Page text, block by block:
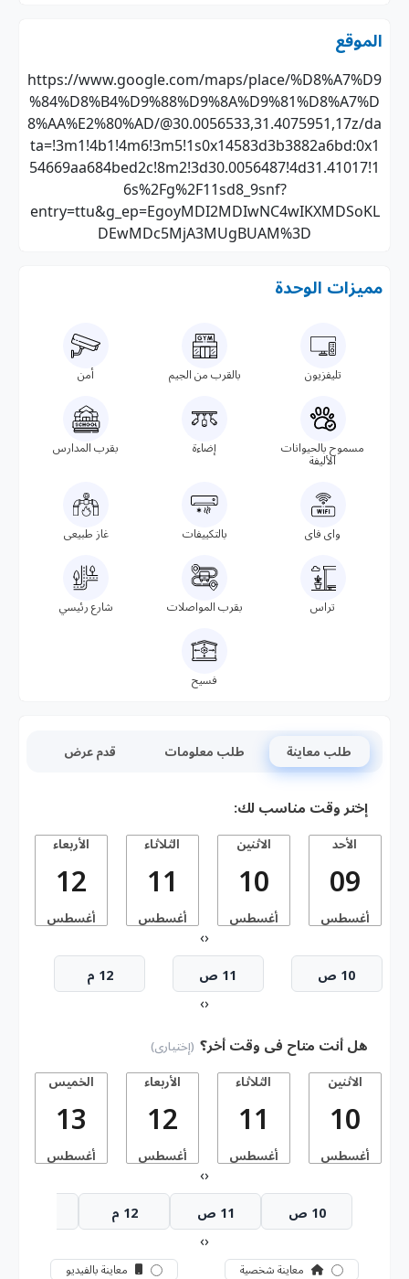
الموقع
https://www.google.com/maps/place/%D8%A7%D9
%84%D8%B4%D9%88%D9%8A%D9%81%D8%A7%D
8%AA%E2%80%AD/@30.0056533,31.4075951,17z/da
ta=!3m1!4b1!4m6!3m5!1s0x14583d3b3882a6bd:0x1
54669aa684bed2c!8m2!3d30.0056487!4d31.41017!1
6s%2Fg%2F11sd8_9snf?
entry=ttu&g_ep=EgoyMDI2MDIwNC4wIKXMDSoKL
DEwMDc5MjA3MUgBUAM%3D
مميزات الوحدة
تليفزيون بالقرب من الجيم أمن
مسموح بالحيوانات
الأليفة
إضاءة بقرب المدارس
واى فاى بالتكييفات غاز طبيعى
تراس بقرب المواصلات شارع رئيسي
فسيح
طلب معاينة طلب معلومات قدم عرض
إختر وقت مناسب لك:
الأحد
09
أغسطس
الاثنين
10
أغسطس
الثلاثاء
11
أغسطس
الأربعاء
12
أغسطس
‹
›
10 ص 11 ص 12 م
‹
›
هل أنت متاح فى وقت أخر؟ (إختيارى)
الاثنين
10
أغسطس
الثلاثاء
11
أغسطس
الأربعاء
12
أغسطس
الخميس
13
أغسطس
‹
›
10 ص 11 ص 12 م
‹
›
معاينة شخصية معاينة بالفيديو